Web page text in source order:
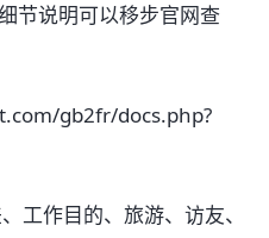
节说明可以移步官网查
gb2fr/docs.php?
作目的、旅游、访友、